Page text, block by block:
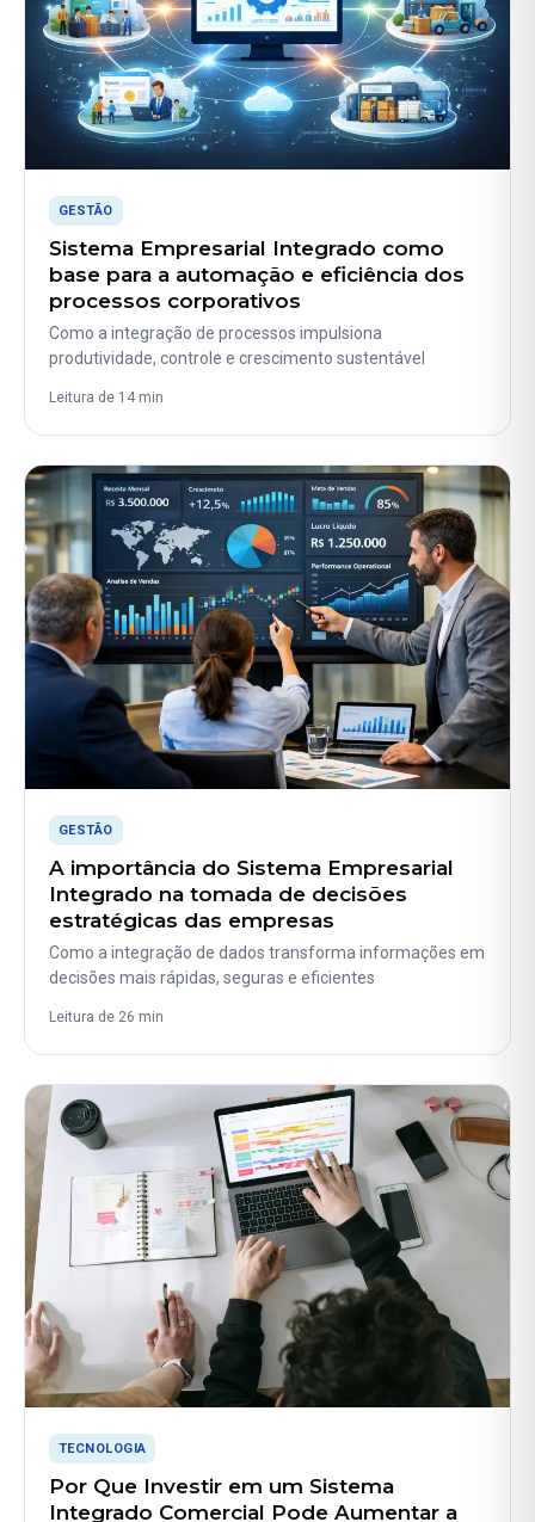
GESTÃO
Sistema Empresarial Integrado como
base para a automação e eficiência dos
processos corporativos
Como a integração de processos impulsiona
produtividade, controle e crescimento sustentável
Leitura de 14 min
GESTÃO
A importância do Sistema Empresarial
Integrado na tomada de decisões
estratégicas das empresas
Como a integração de dados transforma informações em
decisões mais rápidas, seguras e eficientes
Leitura de 26 min
TECNOLOGIA
Por Que Investir em um Sistema
Integrado Comercial Pode Aumentar a